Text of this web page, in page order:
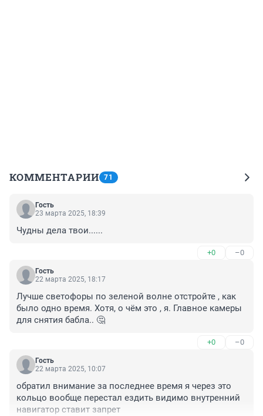
КОММЕНТАРИИ 71
Гость
23 марта 2025, 18:39
Чудны дела твои......
+0 –0
Гость
22 марта 2025, 18:17
Лучше светофоры по зеленой волне отстройте , как
было одно время. Хотя, о чём это , я. Главное камеры
для снятия бабла.. 🤔
+0 –0
Гость
22 марта 2025, 10:07
обратил внимание за последнее время я через это
кольцо вообще перестал ездить видимо внутренний
навигатор ставит запрет